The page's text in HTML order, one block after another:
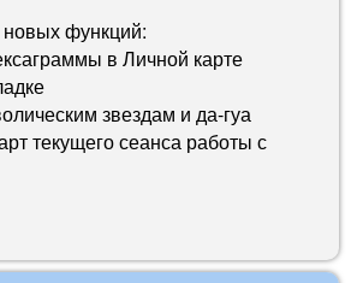
функций:
в Личной карте
звездам и да-гуа
текущего сеанса работы с